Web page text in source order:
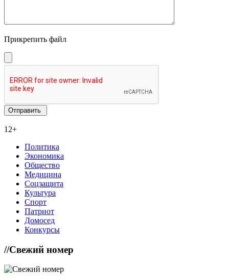
Прикрепить файл
12+
Политика
Экономика
Общество
Медицина
Соцзащита
Культура
Спорт
Патриот
Домосед
Конкурсы
//Свежий номер